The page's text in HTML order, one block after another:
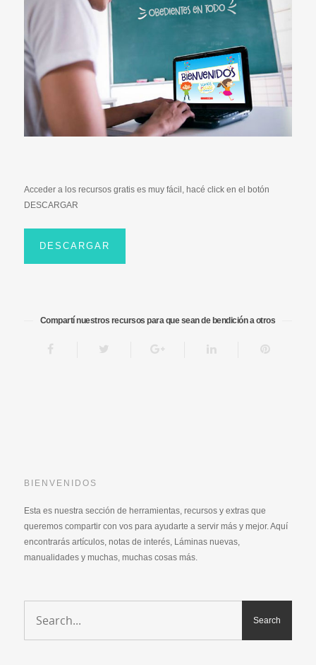
Acceder a los recursos gratis es muy fácil, hacé click en el botón
DESCARGAR
DESCARGAR
Compartí nuestros recursos para que sean de bendición a otros
BIENVENIDOS
Esta es nuestra sección de herramientas, recursos y extras que
queremos compartir con vos para ayudarte a servir más y mejor. Aquí
encontrarás artículos, notas de interés, Láminas nuevas,
manualidades y muchas, muchas cosas más.